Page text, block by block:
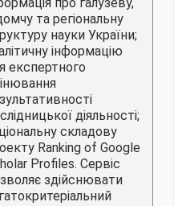
та регіональну
науки України;
інформацію
експертного
діяльності;
складову
Ranking of Google
Profiles. Сервіс
здійснювати